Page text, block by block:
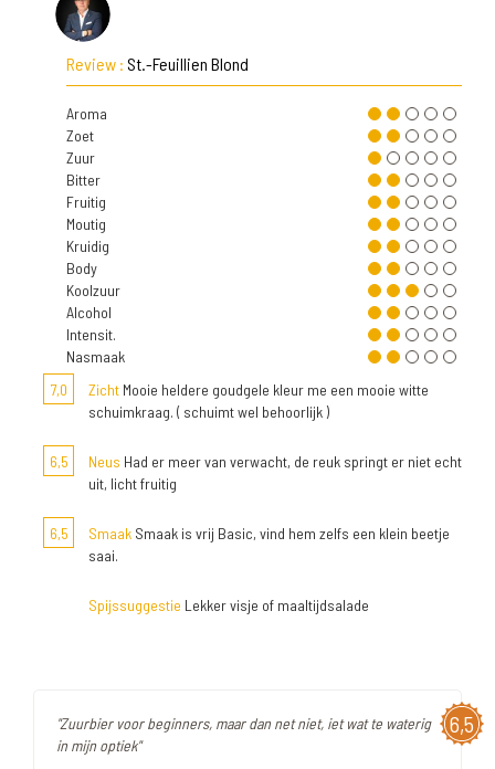
Review : St.-Feuillien Blond
Aroma
Zoet
Zuur
Bitter
Fruitig
Moutig
Kruidig
Body
Koolzuur
Alcohol
Intensit.
Nasmaak
7,0
Zicht Mooie heldere goudgele kleur me een mooie witte
schuimkraag. ( schuimt wel behoorlijk )
6,5 Neus Had er meer van verwacht, de reuk springt er niet echt
uit, licht fruitig
6,5 Smaak Smaak is vrij Basic, vind hem zelfs een klein beetje
saai.
Spijssuggestie Lekker visje of maaltijdsalade
6,5
"Zuurbier voor beginners, maar dan net niet, iet wat te waterig
in mijn optiek"